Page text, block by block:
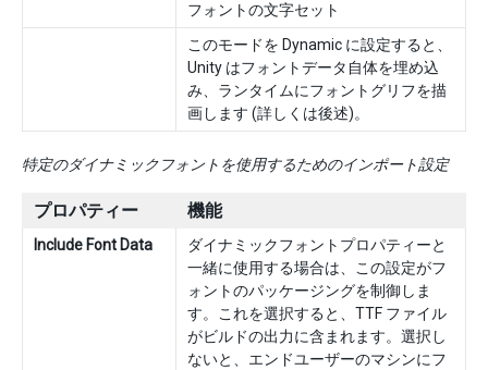
フォントの文字セット
このモードを Dynamic に設定すると、
Unity はフォントデータ自体を埋め込
み、ランタイムにフォントグリフを描
画します (詳しくは後述)。
特定のダイナミックフォントを使用するためのインポート設定
プロパティー 機能
Include Font Data
ダイナミックフォントプロパティーと
一緒に使用する場合は、この設定がフ
ォントのパッケージングを制御しま
す。これを選択すると、TTF ファイル
がビルドの出力に含まれます。選択し
ないと、エンドユーザーのマシンにフ